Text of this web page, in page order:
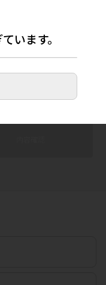
じめての親子
グフェア)
います。